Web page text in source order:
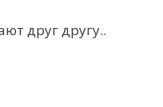
друг другу..